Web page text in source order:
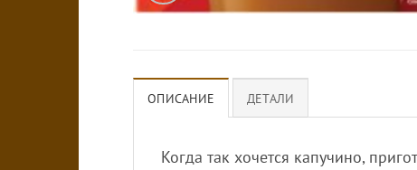
ОПИСАНИЕ ДЕТАЛИ
Когда так хочется капучино,